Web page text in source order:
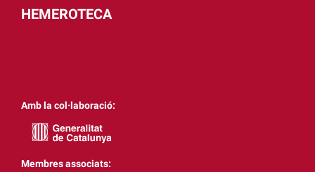
HEMEROTECA
Amb la col·laboració:
Membres associats: